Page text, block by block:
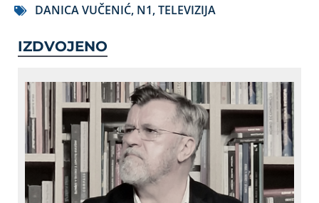
DANICA VUČENIĆ, N1,TELEVIZIJA
IZDVOJENO